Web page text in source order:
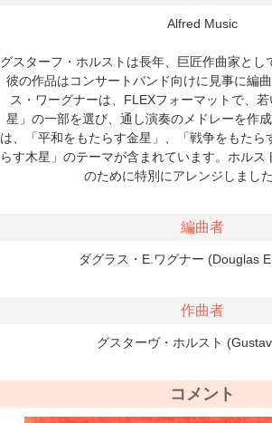
Alfred Music
グスターフ・ホルストは長年、巨匠作曲家とし
彼の作品はコンサートバンド向けに見事に編
ス・ワーグナーは、FLEXフォーマットで、
星」の一部を選び、通し演奏のメドレーを作
は、「平和をもたらす金星」、「戦争をもたら
らす木星」のテーマが含まれています。ホルス
のために特別にアレンジしまし
編曲者
ダグラス・E.ワグナー (Douglas
作曲者
グスターヴ・ホルスト
コメント